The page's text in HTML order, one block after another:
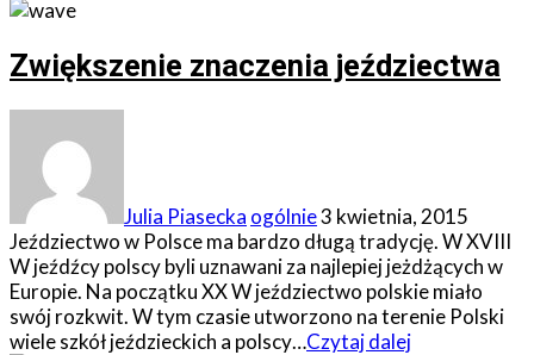
Zwiększenie znaczenia jeździectwa
Julia Piasecka ogólnie3 kwietnia, 2015
Jeździectwo w Polsce ma bardzo długą tradycję. W XVIII
W jeźdźcy polscy byli uznawani za najlepiej jeżdżących w
Europie. Na początku XX W jeździectwo polskie miało
swój rozkwit. W tym czasie utworzono na terenie Polski
wiele szkół jeździeckich a polscy…Czytaj dalej